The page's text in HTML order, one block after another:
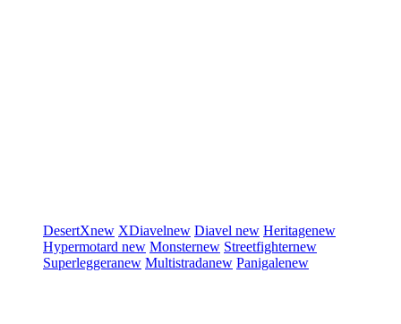
DesertXnew XDiavelnew Diavel new Heritagenew
Hypermotard new Monsternew Streetfighternew
Superleggeranew Multistradanew Panigalenew